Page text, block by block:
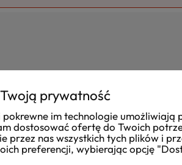
Joanna
zweryfikowano
Przesyłkę otrzymałam na czas.
prywatność
pokrewne im technologie umożliwiają
dostosować ofertę do Twoich
przez nas wszystkich tych plików i
preferencji, wybierając opcję